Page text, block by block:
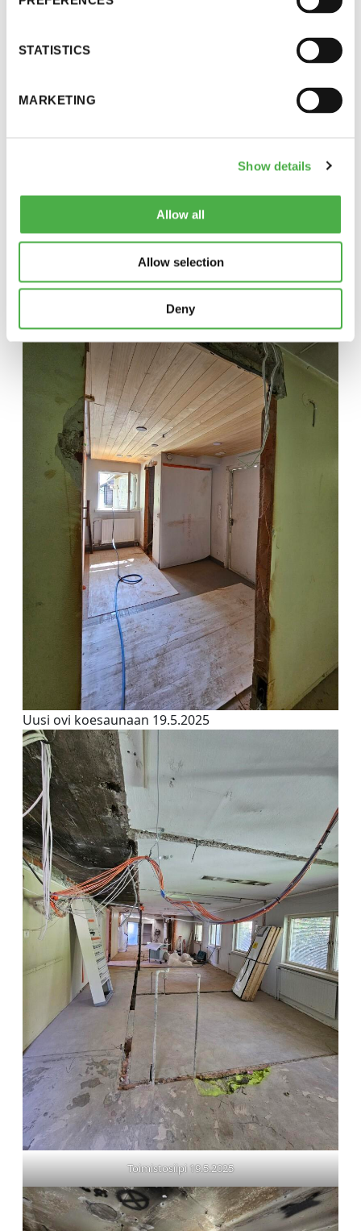
STATISTICS
MARKETING
Show details
Allow all
Allow selection
Deny
Keittiö 19.5.2025
Uusi ovi koesaunaan 19.5.2025
Toimistosiipi 19.5.2025